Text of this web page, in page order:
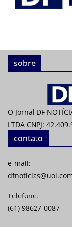
sobre
O Jornal DF
LTDA CNPJ:
contato
e-mail:
Telefone:
(61) 98627-0087